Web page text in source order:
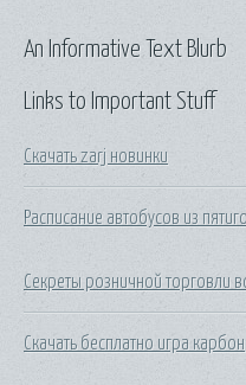
Links to Important Stuff
Скачать zarj новинки
Расписание автобусов из
Секреты розничной торговли
Скачать бесплатно игра карбон
An Informative Text Blurb